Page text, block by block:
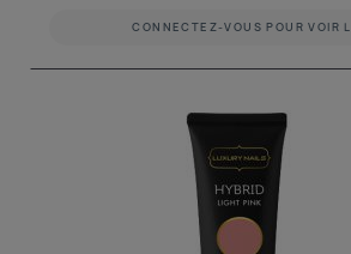
CONNECTEZ-VOUS POUR VOIR